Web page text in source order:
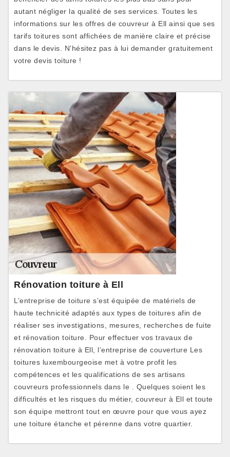
autant négliger la qualité de ses services. Toutes les
informations sur les offres de couvreur à Ell ainsi que ses
tarifs toitures sont affichées de manière claire et précise
dans le devis. N’hésitez pas à lui demander gratuitement
votre devis toiture !
Rénovation toiture à Ell
L’entreprise de toiture s’est équipée de matériels de
haute technicité adaptés aux types de toitures afin de
réaliser ses investigations, mesures, recherches de fuite
et rénovation toiture. Pour effectuer vos travaux de
rénovation toiture à Ell, l’entreprise de couverture Les
toitures luxembourgeoise met à votre profit les
compétences et les qualifications de ses artisans
couvreurs professionnels dans le . Quelques soient les
difficultés et les risques du métier, couvreur à Ell et toute
son équipe mettront tout en œuvre pour que vous ayez
une toiture étanche et pérenne dans votre quartier.